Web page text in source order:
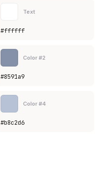
Text
#ffffff
Color #2
#8591a9
Color #4
#b8c2d6